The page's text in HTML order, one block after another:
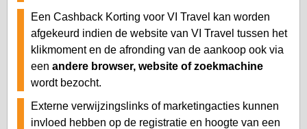
Een Cashback Korting voor VI Travel kan worden
afgekeurd indien de website van VI Travel tussen het
klikmoment en de afronding van de aankoop ook via
een andere browser, website of zoekmachine
wordt bezocht.
Externe verwijzingslinks of marketingacties kunnen
invloed hebben op de registratie en hoogte van een